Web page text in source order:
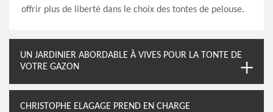
offrir plus de liberté dans le choix des tontes de pelouse.
UN JARDINIER ABORDABLE À VIVES POUR LA TONTE DE
VOTRE GAZON
CHRISTOPHE ELAGAGE PREND EN CHARGE